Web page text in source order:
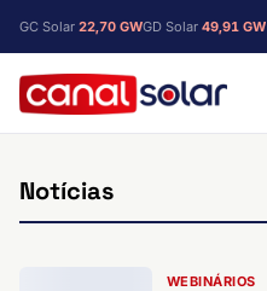
GC Solar 22,70 GWGD Solar 49,91 GW
Notícias
WEBINÁRIOS